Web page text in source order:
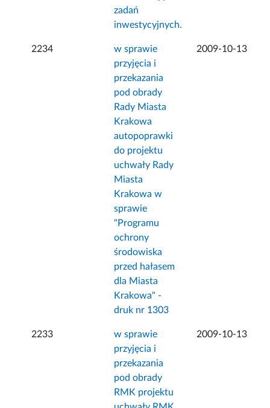
zadań
inwestycyjnych.
2234
w sprawie
przyjęcia i
przekazania
pod obrady
Rady Miasta
Krakowa
autopoprawki
do projektu
uchwały Rady
Miasta
Krakowa w
sprawie
"Programu
ochrony
środowiska
przed hałasem
dla Miasta
Krakowa" -
druk nr 1303
2009-10-13
2233
w sprawie
przyjęcia i
przekazania
pod obrady
RMK projektu
2009-10-13